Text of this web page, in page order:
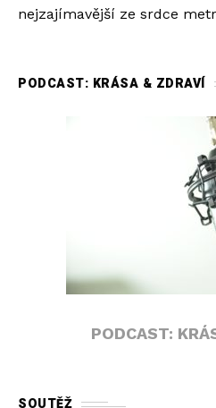
nejzajímavější ze srdce
PODCAST: KRÁSA & ZDRAVÍ
PODCAST:
SOUTĚŽ